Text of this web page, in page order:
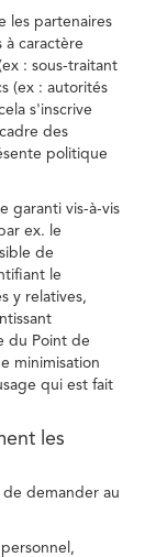
les partenaires
caractère
: sous-traitant
(ex : autorités
s'inscrive
des
politique
garanti vis-à-vis
ex. le
de
le
y relatives,
du Point de
minimisation
qui est fait
les
de demander au